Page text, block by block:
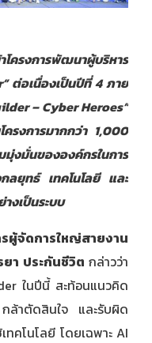
ครงการพัฒนาผู้บริหาร
ต่อเนื่องเป็นปีที่ 4 ภาย
– Cyber Heroes”
ครงการมากกว่า 1,000
มั่นขององค์กรในการ
ยุทธ์ เทคโนโลยี และ
งเป็นระบบ
จัดการใหญ่สายงาน
า ประกันชีวิต กล่าวว่า
ในปีนี้ สะท้อนแนวคิด
ล้าตัดสินใจ และรับผิด
คโนโลยี โดยเฉพาะ AI